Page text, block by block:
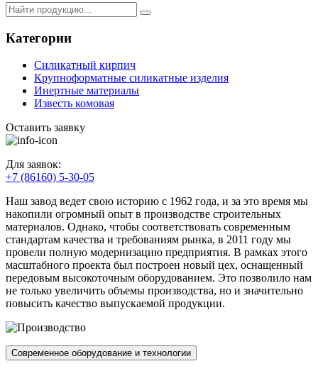
Категории
Силикатный кирпич
Крупноформатные силикатные изделия
Инертные материалы
Известь комовая
Оставить заявку
Для заявок:
+7 (86160) 5-30-05
Наш завод ведет свою историю с 1962 года, и за это время мы
накопили огромный опыт в производстве строительных
материалов. Однако, чтобы соответствовать современным
стандартам качества и требованиям рынка, в 2011 году мы
провели полную модернизацию предприятия. В рамках этого
масштабного проекта был построен новый цех, оснащенный
передовым высокоточным оборудованием. Это позволило нам
не только увеличить объемы производства, но и значительно
повысить качество выпускаемой продукции.
Современное оборудование и технологии